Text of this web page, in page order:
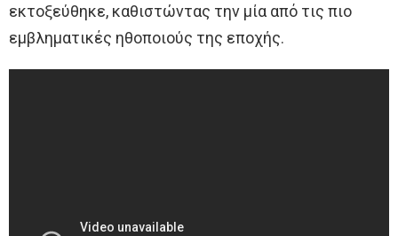
εκτοξεύθηκε, καθιστώντας την μία από τις πιο
εμβληματικές ηθοποιούς της εποχής.